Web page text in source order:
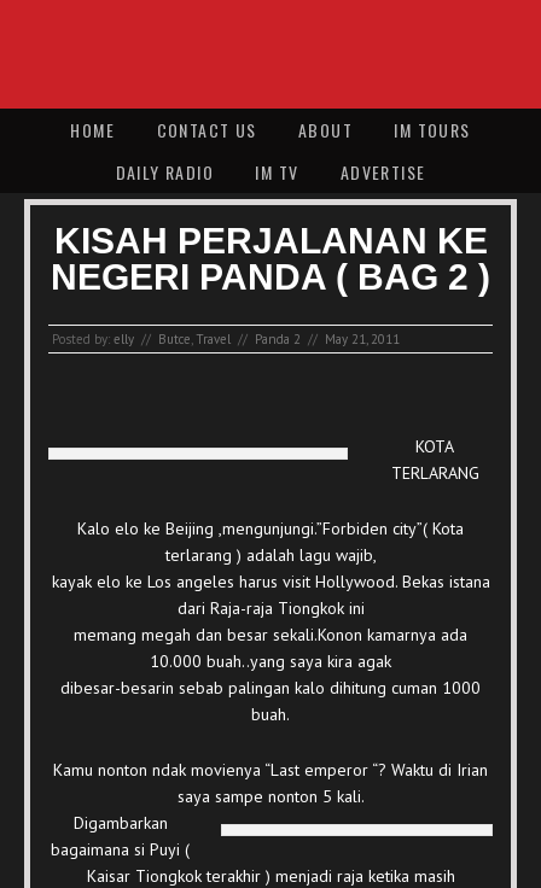
HOME CONTACT US ABOUT
IM TOURS
DAILY RADIO
IM TV ADVERTISE
KISAH PERJALANAN KE
NEGERI PANDA ( BAG 2 )
Posted by: elly // Butce,Travel // Panda 2 // May 21, 2011
KOTA
TERLARANG
Kalo elo ke Beijing ,mengunjungi.”Forbiden city”( Kota
terlarang ) adalah lagu wajib,
kayak elo ke Los angeles harus visit Hollywood. Bekas istana
dari Raja-raja Tiongkok ini
memang megah dan besar sekali.Konon kamarnya ada
10.000 buah..yang saya kira agak
dibesar-besarin sebab palingan kalo dihitung cuman 1000
buah.
Kamu nonton ndak movienya “Last emperor “? Waktu di Irian
saya sampe nonton 5 kali.
Digambarkan
bagaimana si Puyi (
Kaisar Tiongkok terakhir ) menjadi raja ketika masih